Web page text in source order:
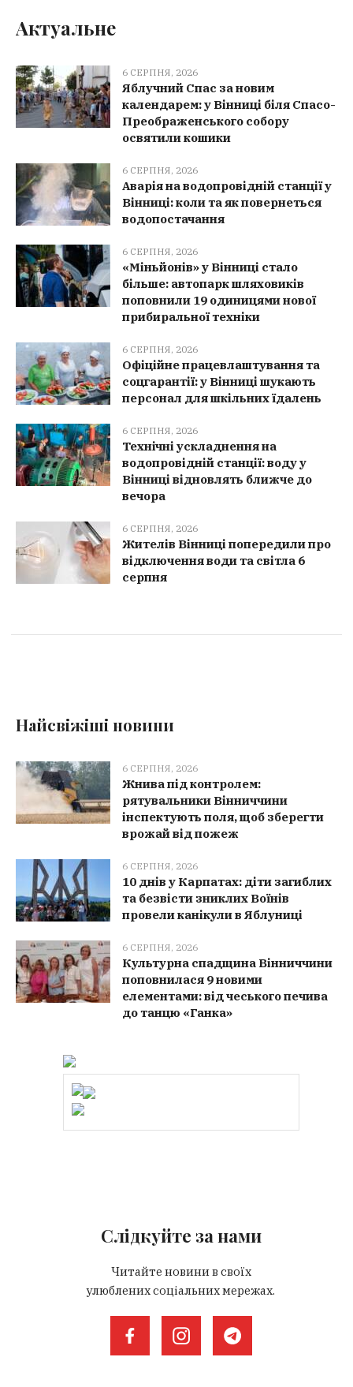
Актуальне
6 СЕРПНЯ, 2026
Яблучний Спас за новим
календарем: у Вінниці біля Спасо-
Преображенського собору
освятили кошики
6 СЕРПНЯ, 2026
Аварія на водопровідній станції у
Вінниці: коли та як повернеться
водопостачання
6 СЕРПНЯ, 2026
«Міньйонів» у Вінниці стало
більше: автопарк шляховиків
поповнили 19 одиницями нової
прибиральної техніки
6 СЕРПНЯ, 2026
Офіційне працевлаштування та
соцгарантії: у Вінниці шукають
персонал для шкільних їдалень
6 СЕРПНЯ, 2026
Технічні ускладнення на
водопровідній станції: воду у
Вінниці відновлять ближче до
вечора
6 СЕРПНЯ, 2026
Жителів Вінниці попередили про
відключення води та світла 6
серпня
Найсвіжіші новини
6 СЕРПНЯ, 2026
Жнива під контролем:
рятувальники Вінниччини
інспектують поля, щоб зберегти
врожай від пожеж
6 СЕРПНЯ, 2026
10 днів у Карпатах: діти загиблих
та безвісти зниклих Воїнів
провели канікули в Яблуниці
6 СЕРПНЯ, 2026
Культурна спадщина Вінниччини
поповнилася 9 новими
елементами: від чеського печива
до танцю «Ганка»
Слідкуйте за нами
Читайте новини в своїх
улюблених соціальних мережах.